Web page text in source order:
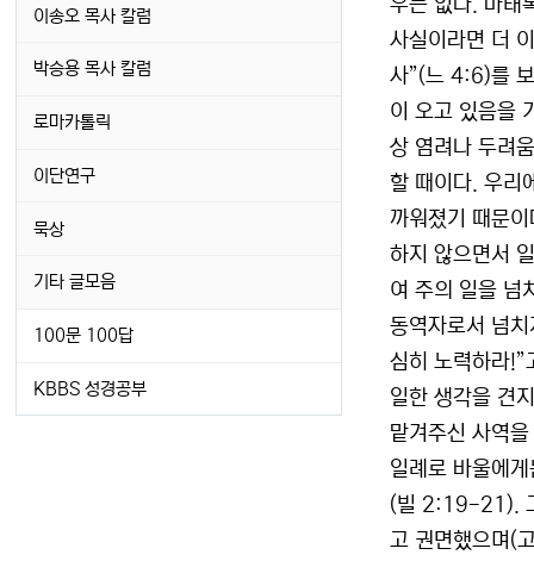
우는 없다. 마태
사실이라면 더
사”(느 4:6)를
이 오고 있음을
상 염려나 두려
할 때이다. 우리
까워졌기 때문
하지 않으면서
여 주의 일을 넘
동역자로서 넘
심히 노력하라!”
일한 생각을 견
맡겨주신 사역
일례로 바울에
(빌 2:19-21). 그
고 권면했으며(
이송오 목사 칼럼
박승용 목사 칼럼
로마카톨릭
이단연구
묵상
기타 글모음
100문 100답
KBBS 성경공부